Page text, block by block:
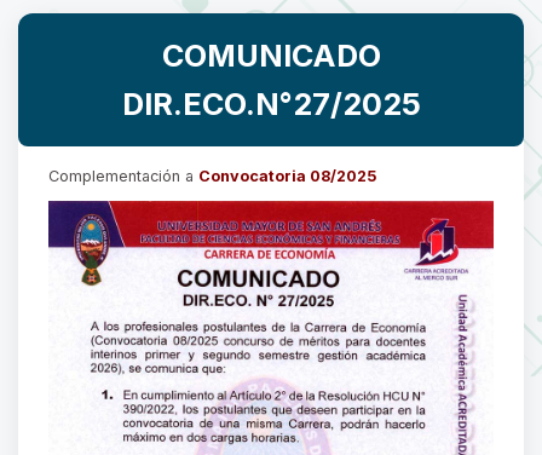
COMUNICADO
DIR.ECO.N°27/2025
Complementación a Convocatoria 08/2025